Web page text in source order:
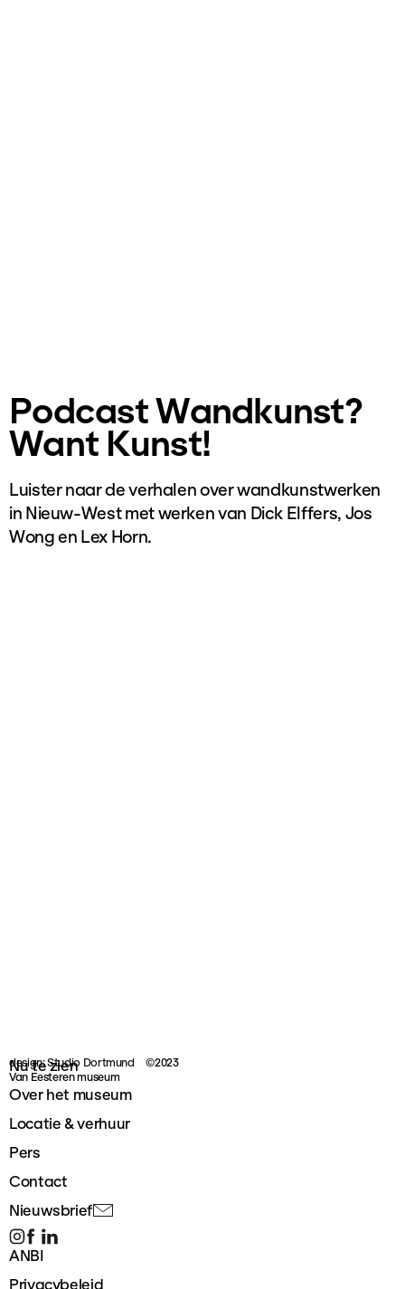
Podcast Wandkunst?
Want Kunst!
Luister naar de verhalen over wandkunstwerken
in Nieuw-West met werken van Dick Elffers, Jos
Wong en Lex Horn.
Nu te zien
Over het museum
Locatie & verhuur
Pers
Contact
Nieuwsbrief
ANBI
Privacybeleid
design: Studio Dortmund
©2023
Van Eesteren museum